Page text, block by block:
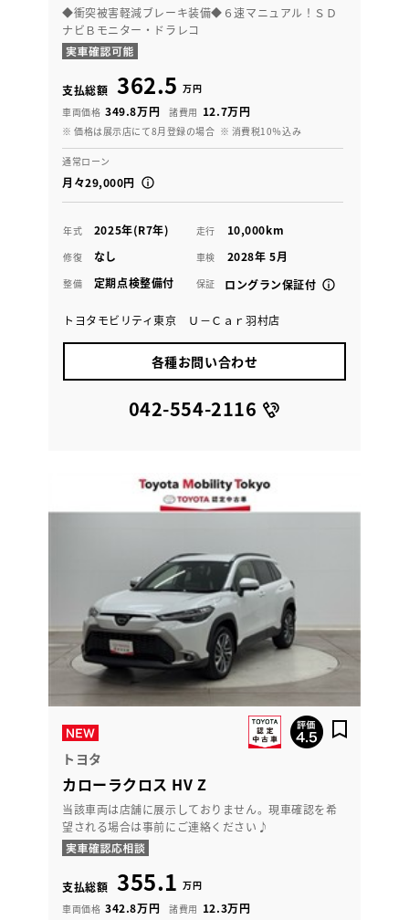
◆衝突被害軽減ブレーキ装備◆６速マニュアル！ＳＤ
ナビＢモニター・ドラレコ
支払総額 362.5 万円
車両価格 349.8万円 諸費用 12.7万円
※ 価格は展示店にて8月登録の場合 ※ 消費税10％込み
通常ローン
月々29,000円
年式 2025年(R7年) 走行 10,000km
修復 なし 車検 2028年 5月
整備 定期点検整備付 保証 ロングラン保証付
トヨタモビリティ東京 Ｕ－Ｃａｒ羽村店
各種お問い合わせ
042-554-2116
トヨタ
カローラクロス HV Z
当該車両は店舗に展示しておりません。現車確認を希
望される場合は事前にご連絡ください♪
支払総額 355.1 万円
車両価格 342.8万円 諸費用 12.3万円